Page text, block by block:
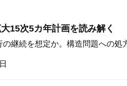
15次5カ年計画を読み解く
の継続を想定か。構造問題への処